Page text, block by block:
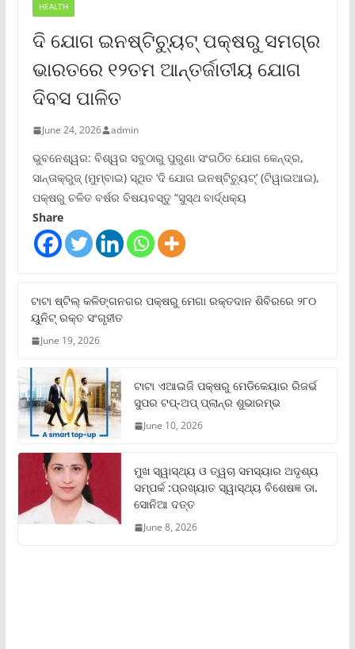
HEALTH
ଦି ଯୋଗ ଇନଷ୍ଟିଚ୍ୟୁଟ୍ ପକ୍ଷରୁ ସମଗ୍ର
ଭାରତରେ ୧୨ତମ ଆନ୍ତର୍ଜାତୀୟ ଯୋଗ
ଦିବସ ପାଳିତ
June 24, 2026 admin
ଭୁବନେଶ୍ୱର: ବିଶ୍ୱର ସବୁଠାରୁ ପୁରୁଣା ସଂଗଠିତ ଯୋଗ କେନ୍ଦ୍ର,
ସାନ୍ତାକ୍ରୁଜ୍ (ମୁମ୍ବାଇ) ସ୍ଥିତ ‘ଦି ଯୋଗ ଇନଷ୍ଟିଚ୍ୟୁଟ୍‌’ (ଟିୱାଇଆଇ),
ପକ୍ଷରୁ ଚଳିତ ବର୍ଷର ବିଷୟବସ୍ତୁ “ସୁସ୍ଥ ବାର୍ଦ୍ଧକ୍ୟ
Share
ଟାଟା ଷ୍ଟିଲ୍‌ କଳିଙ୍ଗନଗର ପକ୍ଷରୁ ମେଗା ରକ୍ତଦାନ ଶିବିରରେ ୨୮୦
ୟୁନିଟ୍‌ ରକ୍ତ ସଂଗୃହୀତ
June 19, 2026
ଟାଟା ଏଆଇଜି ପକ୍ଷରୁ ମେଡିକେୟାର ରିଜର୍ଭ
ସୁପର ଟପ୍‌-ଅପ୍ ପ୍ଲାନ୍‌ର ଶୁଭାରମ୍ଭ
June 10, 2026
ମୁଖ ସ୍ୱାସ୍ଥ୍ୟ ଓ ତ୍ୱଚା ସମସ୍ୟାର ଅଦୃଶ୍ୟ
ସମ୍ପର୍କ :ପ୍ରଖ୍ୟାତ ସ୍ୱାସ୍ଥ୍ୟ ବିଶେଷଜ୍ଞ ଡା.
ସୋନିଆ ଦତ୍ତ
June 8, 2026